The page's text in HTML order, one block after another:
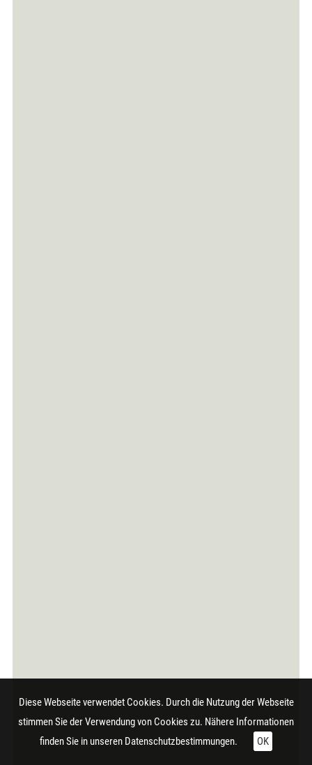
Diese Webseite verwendet Cookies. Durch die Nutzung der Webseite
stimmen Sie der Verwendung von Cookies zu. Nähere Informationen
finden Sie in unseren Datenschutzbestimmungen. OK